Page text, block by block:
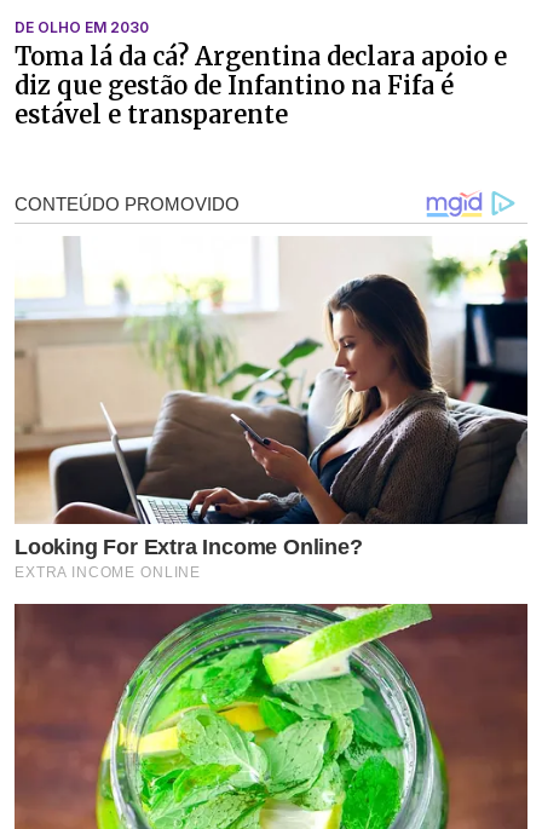
DE OLHO EM 2030
Toma lá da cá? Argentina declara apoio e
diz que gestão de Infantino na Fifa é
estável e transparente